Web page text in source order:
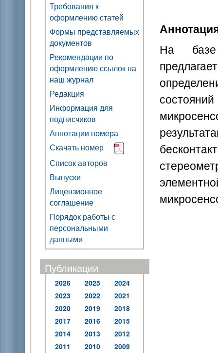
Требования к
оформлению статей
Формы представляемых
документов
Рекомендации по
оформлению ссылок на
наш журнал
Редакция
Информация для
подписчиков
Аннотации номера
Скачать номер
Список авторов
Выпуски
Лицензионное
соглашение
Порядок работы с
персональными
данными
Публикации
2026 2025
2024
2023
2022
2021
2020
2019
2018
2017
2016
2015
2014
2013
2012
2011
2010
2009
На базе